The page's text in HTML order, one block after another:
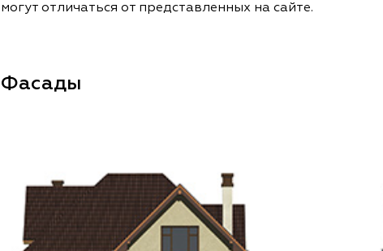
могут отличаться от представленных на сайте.
Фасады